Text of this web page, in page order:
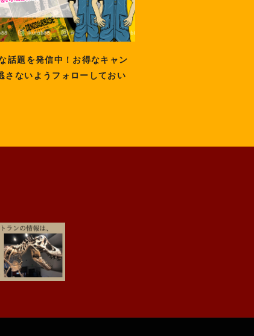
話題を発信中！お得なキャン
さないようフォローしておい